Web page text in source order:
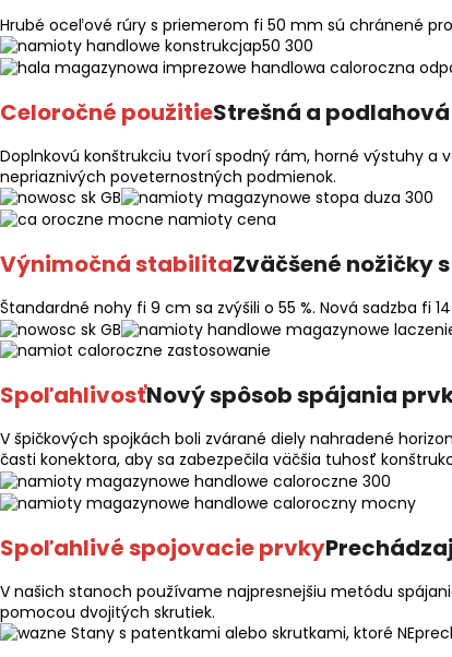
Hrubé oceľové rúry s priemerom fi 50 mm sú chránené
Celoročné použitieStrešná a
Doplnkovú konštrukciu tvorí spodný rám, horné výstuhy a
nepriaznivých poveternostných podmienok.
Výnimočná stabilitaZväčšené nožičky
Štandardné nohy fi 9 cm sa zvýšili o 55 %. Nová sadzba fi
SpoľahlivosťNový spôsob spájania
V špičkových spojkách boli zvárané diely nahradené
časti konektora, aby sa zabezpečila väčšia tuhosť
Spoľahlivé spojovacie prvky
V našich stanoch používame najpresnejšiu metódu
pomocou dvojitých skrutiek.
Stany s patentkami alebo skrutkami, ktoré